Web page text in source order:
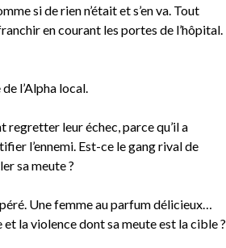
si de rien n’était et s’en va. Tout
en courant les portes de l’hôpital.
l’Alpha local.
regretter leur échec, parce qu’il a
l’ennemi. Est-ce le gang rival de
sa meute ?
Une femme au parfum délicieux…
la violence dont sa meute est la cible ?